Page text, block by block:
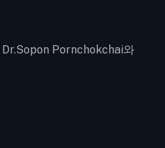
Dr.Sopon Pornchokchai와